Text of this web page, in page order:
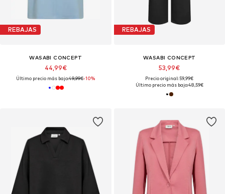
REBAJAS
WASABI CONCEPT
44,99€
Último precio más bajo:49,99€-10%
REBAJAS
WASABI CONCEPT
53,99€
Precio original: 59,99€
Último precio más bajo:48,59€